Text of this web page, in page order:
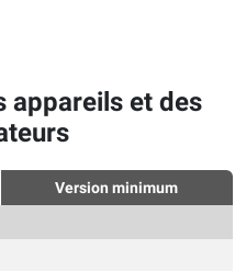
appareils et des
Version minimum